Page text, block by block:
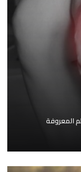
المعروفة